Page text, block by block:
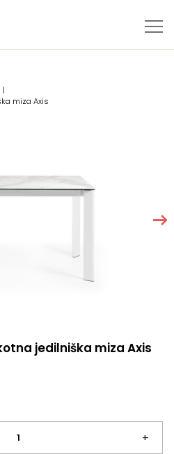
|
miza Axis
jedilniška miza Axis
+